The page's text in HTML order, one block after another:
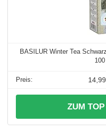
BASILUR Winter Tea
ZUM